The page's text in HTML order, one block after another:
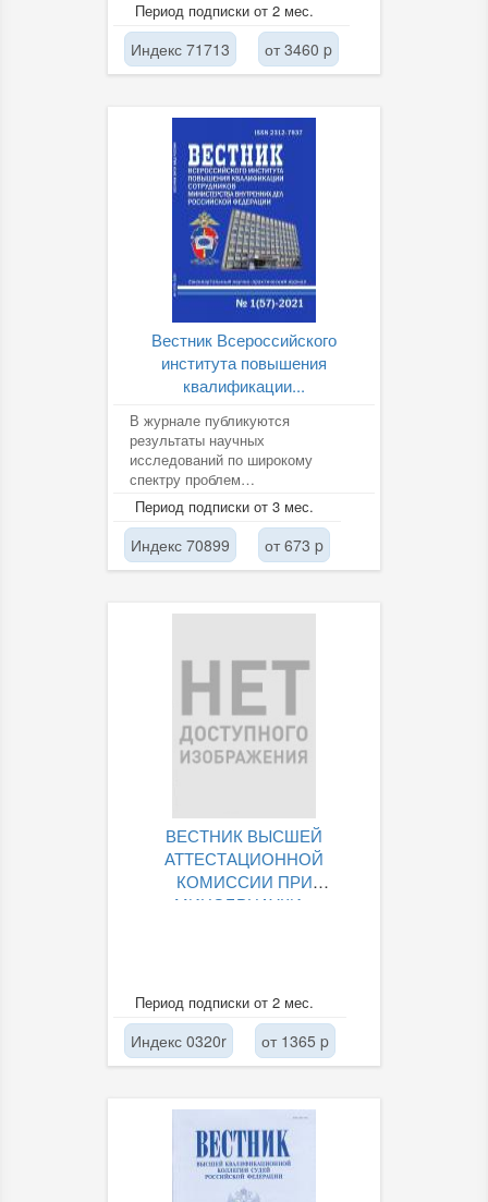
диагностике, реабилитации и...
Период подписки от 2 мес.
Индекс 71713 от 3460 p
Вестник Всероссийского
института повышения
квалификации...
В журнале публикуются
результаты научных
исследований по широкому
спектру проблем
правоохранительной
деятельности и положительный
опыт органов...
Период подписки от 3 мес.
Индекс 70899 от 673 p
ВЕСТНИК ВЫСШЕЙ
АТТЕСТАЦИОННОЙ
КОМИССИИ ПРИ
МИНОБРНАУКИ...
Период подписки от 2 мес.
Индекс 0320r от 1365 p